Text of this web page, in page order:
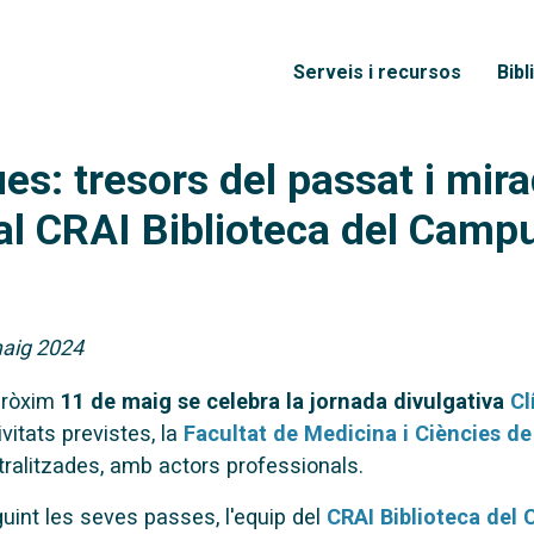
Menú principal
Serveis i recursos
tresors del passat i
CRAI Biblioteca del
2024
11 de maig se celebra la jornada divulgativa
previstes, la Facultat de Medicina i Ciències
amb actors professionals.
les seves passes, l'equip del CRAI Biblioteca del